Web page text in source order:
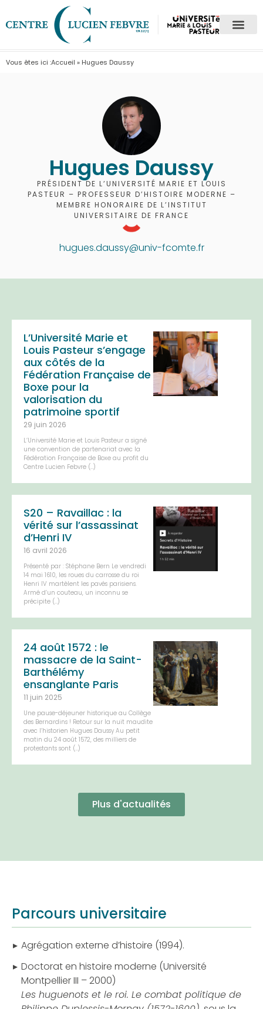
Vous êtes ici :Accueil » Hugues Daussy
Hugues Daussy
PRÉSIDENT DE L’UNIVERSITÉ MARIE ET LOUIS
PASTEUR – PROFESSEUR D’HISTOIRE MODERNE –
MEMBRE HONORAIRE DE L’INSTITUT
UNIVERSITAIRE DE FRANCE
hugues.daussy@univ-fcomte.fr
L’Université Marie et
Louis Pasteur s’engage
aux côtés de la
Fédération Française de
Boxe pour la
valorisation du
patrimoine sportif
29 juin 2026
L’Université Marie et Louis Pasteur a signé
une convention de partenariat avec la
Fédération Française de Boxe au profit du
Centre Lucien Febvre (…)
S20 – Ravaillac : la
vérité sur l’assassinat
d’Henri IV
16 avril 2026
Présenté par : Stéphane Bern Le vendredi
14 mai 1610, les roues du carrosse du roi
Henri IV martèlent les pavés parisiens.
Armé d’un couteau, un inconnu se
précipite (…)
24 août 1572 : le
massacre de la Saint-
Barthélémy
ensanglante Paris
11 juin 2025
Une pause-déjeuner historique au Collège
des Bernardins ! Retour sur la nuit maudite
avec l’historien Hugues Daussy Au petit
matin du 24 août 1572, des milliers de
protestants sont (…)
Plus d'actualités
Parcours universitaire
Agrégation externe d’histoire (1994).
Doctorat en histoire moderne (Université
Montpellier III – 2000)
Les huguenots et le roi. Le combat politique de